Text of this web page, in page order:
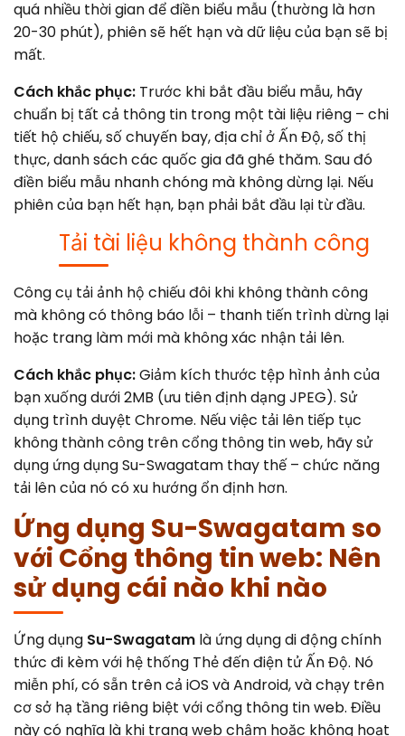
quá nhiều thời gian để điền biểu mẫu (thường là hơn
20-30 phút), phiên sẽ hết hạn và dữ liệu của bạn sẽ bị
mất.
Cách khắc phục: Trước khi bắt đầu biểu mẫu, hãy
chuẩn bị tất cả thông tin trong một tài liệu riêng – chi
tiết hộ chiếu, số chuyến bay, địa chỉ ở Ấn Độ, số thị
thực, danh sách các quốc gia đã ghé thăm. Sau đó
điền biểu mẫu nhanh chóng mà không dừng lại. Nếu
phiên của bạn hết hạn, bạn phải bắt đầu lại từ đầu.
Tải tài liệu không thành công
Công cụ tải ảnh hộ chiếu đôi khi không thành công
mà không có thông báo lỗi – thanh tiến trình dừng lại
hoặc trang làm mới mà không xác nhận tải lên.
Cách khắc phục:Giảm kích thước tệp hình ảnh của
bạn xuống dưới 2MB (ưu tiên định dạng JPEG). Sử
dụng trình duyệt Chrome. Nếu việc tải lên tiếp tục
không thành công trên cổng thông tin web, hãy sử
dụng ứng dụng Su-Swagatam thay thế – chức năng
tải lên của nó có xu hướng ổn định hơn.
Ứng dụng Su-Swagatam so
với Cổng thông tin web: Nên
sử dụng cái nào khi nào
Ứng dụng Su-Swagatam là ứng dụng di động chính
thức đi kèm với hệ thống Thẻ đến điện tử Ấn Độ. Nó
miễn phí, có sẵn trên cả iOS và Android, và chạy trên
cơ sở hạ tầng riêng biệt với cổng thông tin web. Điều
này có nghĩa là khi trang web chậm hoặc không hoạt